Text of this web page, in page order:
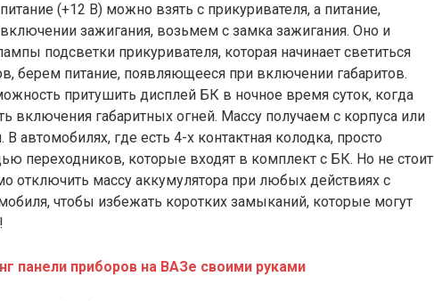
(+12 В) можно взять с прикуривателя, а питание,
включении зажигания, возьмем с замка зажигания. Оно и
подсветки прикуривателя, которая начинает светиться
берем питание, появляющееся при включении габаритов.
притушить дисплей БК в ночное время суток, когда
включения габаритных огней. Массу получаем с корпуса или
В автомобилях, где есть 4-х контактная колодка, просто
переходников, которые входят в комплект с БК. Но не стоит
отключить массу аккумулятора при любых действиях с
чтобы избежать коротких замыканий, которые могут
панели приборов на ВАЗе своими руками